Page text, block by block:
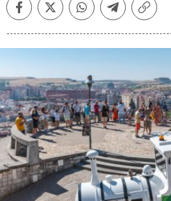
FacebookTwitterWhatsappTelegramCopiar